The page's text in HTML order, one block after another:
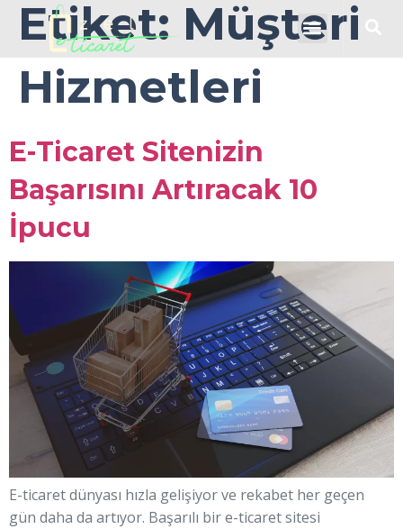
Etiket:Müşteri
Hizmetleri
E-Ticaret Sitenizin
Başarısını Artıracak 10
İpucu
E-ticaret dünyası hızla gelişiyor ve rekabet her geçen
gün daha da artıyor. Başarılı bir e-ticaret sitesi